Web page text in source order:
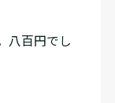
八百円でし